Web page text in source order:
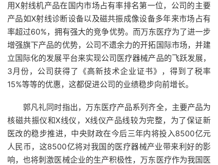
用X射线机产品在国内市场占有率排名第一位，公司的主要
产品如X射线诊断设备以及磁共振成像设备多年来市场占有
率超过60%，拥有强大的竞争优势。而万东医疗为了进一步
增强旗下产品的优势，公司不遗余力的开拓国际市场，并建
立国际化的发展平台来实现公司医疗器械产品的飞跃发展，
3月份，公司获得了《高新技术企业证书》，得到了税率
15%等等的优惠，这都促进公司的业绩稳步向前增长。
郭凡礼同时指出，万东医疗产品系列齐全，主要产品为
核磁共振仪和X线仪，X线仪产品线较为完整，为了保证新
医改的稳步推进，中央财政在今后三年内将投入8500亿元
人民币，这8500亿将对我国的医疗器械产业带来利好的影
响，也将刺激医械企业的生产积极性，万东医疗作为我国医